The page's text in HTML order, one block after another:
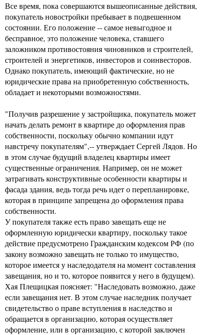
Все время, пока совершаются вышеописанные действия,
покупатель новостройки пребывает в подвешенном
состоянии. Его положение -- самое невыгодное и
бесправное, это положение человека, ставшего
заложником противостояния чиновников и строителей,
строителей и энергетиков, инвесторов и соинвесторов.
Однако покупатель, имеющий фактические, но не
юридические права на приобретенную собственность,
обладает и некоторыми возможностями.
"Получив разрешение у застройщика, покупатель может
начать делать ремонт в квартире до оформления прав
собственности, поскольку обычно компании идут
навстречу покупателям",-- утверждает Сергей Лядов. Но
в этом случае будущий владелец квартиры имеет
существенные ограничения. Например, он не может
затрагивать конструктивные особенности квартиры и
фасада здания, ведь тогда речь идет о перепланировке,
которая в принципе запрещена до оформления права
собственности.
У покупателя также есть право завещать еще не
оформленную юридически квартиру, поскольку такое
действие предусмотрено Гражданским кодексом РФ (по
закону возможно завещать не только то имущество,
которое имеется у наследодателя на момент составления
завещания, но и то, которое появится у него в будущем).
Хая Плещицкая поясняет: "Наследовать возможно, даже
если завещания нет. В этом случае наследник получает
свидетельство о праве вступления в наследство и
обращается в организацию, которая осуществляет
оформление, или в организацию, с которой заключен